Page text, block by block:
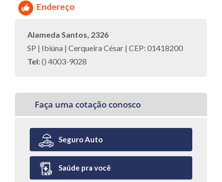
Endereço
Alameda Santos, 2326
SP | Ibiúna | Cerqueira César | CEP: 01418200
Tel:() 4003-9028
Faça uma cotação conosco
Seguro Auto
Saúde pra você